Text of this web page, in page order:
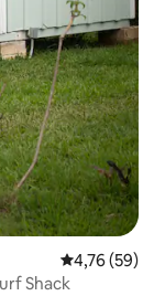
4,76 de uma
4,76 (59)
Shack